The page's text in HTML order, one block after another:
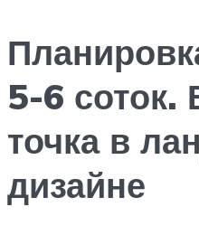
5-6 соток.
точка в
дизайне